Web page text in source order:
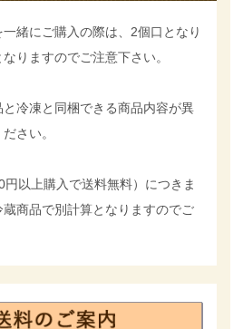
緒にご購入の際は、2個口となり
りますのでご注意下さい。
冷凍と同梱できる商品内容が異
さい。
以上購入で送料無料）につきま
蔵商品で別計算となりますのでご